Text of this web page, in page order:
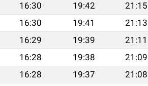
16:30 19:42
21:15
16:30 19:41
21:13
16:29 19:39
21:11
16:28 19:38
21:09
16:28 19:37
21:08